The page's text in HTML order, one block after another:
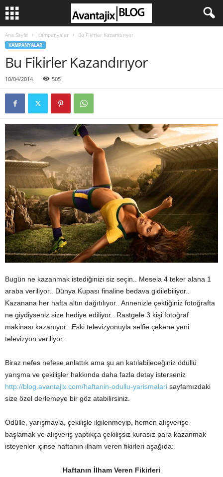
Ana Sayfa Kampanyalar Bu Fikirler Kazandırıyor
KAMPANYALAR
Bu Fikirler Kazandırıyor
10/04/2014 505
Bugün ne kazanmak istediğinizi siz seçin.. Mesela 4 teker alana 1
araba veriliyor.. Dünya Kupası finaline bedava gidilebiliyor..
Kazanana her hafta altın dağıtılıyor.. Annenizle çektiğiniz fotoğrafta
ne giydiyseniz size hediye ediliyor.. Rastgele 3 kişi fotoğraf
makinası kazanıyor.. Eski televizyonuyla selfie çekene yeni
televizyon veriliyor..
Biraz nefes nefese anlattık ama şu an katılabileceğiniz ödüllü
yarışma ve çekilişler hakkında daha fazla detay isterseniz
http://blog.avantajix.com/haftanin-odullu-yarismalari sayfamızdaki
size özel derlemeye bir göz atabilirsiniz.
Ödülle, yarışmayla, çekilişle ilgilenmeyip, hemen alışverişe
başlamak ve alışveriş yaptıkça çekilişsiz kurasız para kazanmak
isteyenler içinse haftanın ilham veren fikirleri aşağıda:
Haftanın İlham Veren Fikirleri